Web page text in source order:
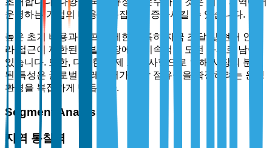
운영하는 기업의 비용과 복잡성을 증가시킬 수 있습니다.
높은 초기 비용과 인프라 제한은 특히 자금 조달 및 현대 인프
라 접근이 제한된 개발 시장에서 지속적인 도전 과제로 남아
있습니다. 또한, 다양한 규제 요구 사항으로 인해 시장의 분산
된 특성은 글로벌 플레이어가 시장 점유율을 확장하려는 운영
환경을 복잡하게 만듭니다.
Segment Analysis
지역 통찰력